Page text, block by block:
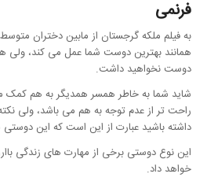
فرنمی
به فیلم ملکه گرجستان از مابین دختران
همانند بهترین دوست شما عمل می کند، ولی
دوست نخواهید داشت.
شاید شما به خاطر همسر همدیگر به هم کمک
راحت تر از عدم توجه به هم می باشد، ولی
داشته باشید عبارت از این است که این
این نوع دوستی برخی از مهارت های زندگی
خواهد داد.